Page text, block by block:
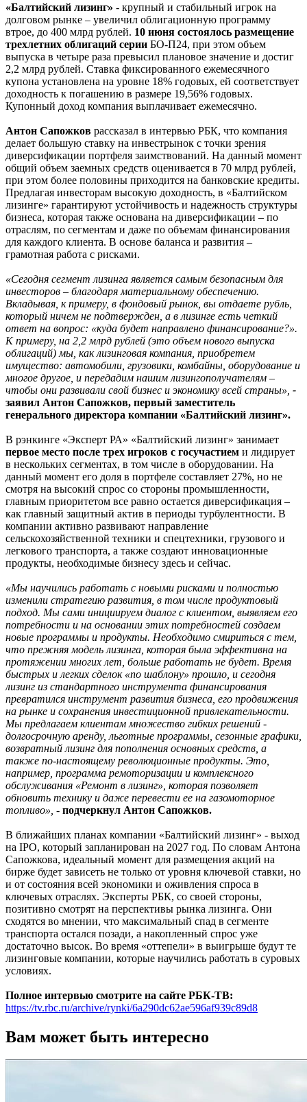
«Балтийский лизинг» - крупный и стабильный игрок на
долговом рынке – увеличил облигационную программу
втрое, до 400 млрд рублей. 10 июня состоялось размещение
трехлетних облигаций серии БО-П24, при этом объем
выпуска в четыре раза превысил плановое значение и достиг
2,2 млрд рублей. Ставка фиксированного ежемесячного
купона установлена на уровне 18% годовых, ей соответствует
доходность к погашению в размере 19,56% годовых.
Купонный доход компания выплачивает ежемесячно.
Антон Сапожков рассказал в интервью РБК, что компания
делает большую ставку на инвестрынок с точки зрения
диверсификации портфеля заимствований. На данный момент
общий объем заемных средств оценивается в 70 млрд рублей,
при этом более половины приходится на банковские кредиты.
Предлагая инвесторам высокую доходность, в «Балтийском
лизинге» гарантируют устойчивость и надежность структуры
бизнеса, которая также основана на диверсификации – по
отраслям, по сегментам и даже по объемам финансирования
для каждого клиента. В основе баланса и развития –
грамотная работа с рисками.
«Сегодня сегмент лизинга является самым безопасным для
инвесторов – благодаря материальному обеспечению.
Вкладывая, к примеру, в фондовый рынок, вы отдаете рубль,
который ничем не подтвержден, а в лизинге есть четкий
ответ на вопрос: «куда будет направлено финансирование?».
К примеру, на 2,2 млрд рублей (это объем нового выпуска
облигаций) мы, как лизинговая компания, приобретем
имущество: автомобили, грузовики, комбайны, оборудование и
многое другое, и передадим нашим лизингополучателям –
чтобы они развивали свой бизнес и экономику всей страны», -
заявил Антон Сапожков, первый заместитель
генерального директора компании «Балтийский лизинг».
В рэнкинге «Эксперт РА» «Балтийский лизинг» занимает
первое место после трех игроков с госучастием и лидирует
в нескольких сегментах, в том числе в оборудовании. На
данный момент его доля в портфеле составляет 27%, но не
смотря на высокий спрос со стороны промышленности,
главным приоритетом все равно остается диверсификация –
как главный защитный актив в периоды турбулентности. В
компании активно развивают направление
сельскохозяйственной техники и спецтехники, грузового и
легкового транспорта, а также создают инновационные
продукты, необходимые бизнесу здесь и сейчас.
«Мы научились работать с новыми рисками и полностью
изменили стратегию развития, в том числе продуктовый
подход. Мы сами инициируем диалог с клиентом, выявляем его
потребности и на основании этих потребностей создаем
новые программы и продукты. Необходимо смириться с тем,
что прежняя модель лизинга, которая была эффективна на
протяжении многих лет, больше работать не будет. Время
быстрых и легких сделок «по шаблону» прошло, и сегодня
лизинг из стандартного инструмента финансирования
превратился инструмент развития бизнеса, его продвижения
на рынке и сохранения инвестиционной привлекательности.
Мы предлагаем клиентам множество гибких решений -
долгосрочную аренду, льготные программы, сезонные графики,
возвратный лизинг для пополнения основных средств, а
также по-настоящему революционные продукты. Это,
например, программа ремоторизации и комплексного
обслуживания «Ремонт в лизинг», которая позволяет
обновить технику и даже перевести ее на газомоторное
топливо», - подчеркнул Антон Сапожков.
В ближайших планах компании «Балтийский лизинг» - выход
на IPO, который запланирован на 2027 год. По словам Антона
Сапожкова, идеальный момент для размещения акций на
бирже будет зависеть не только от уровня ключевой ставки, но
и от состояния всей экономики и оживления спроса в
ключевых отраслях. Эксперты РБК, со своей стороны,
позитивно смотрят на перспективы рынка лизинга. Они
сходятся во мнении, что максимальный спад в сегменте
транспорта остался позади, а накопленный спрос уже
достаточно высок. Во время «оттепели» в выигрыше будут те
лизинговые компании, которые научились работать в суровых
условиях.
Полное интервью смотрите на сайте РБК-ТВ:
https://tv.rbc.ru/archive/rynki/6a290dc62ae596af939c89d8
Вам может быть интересно